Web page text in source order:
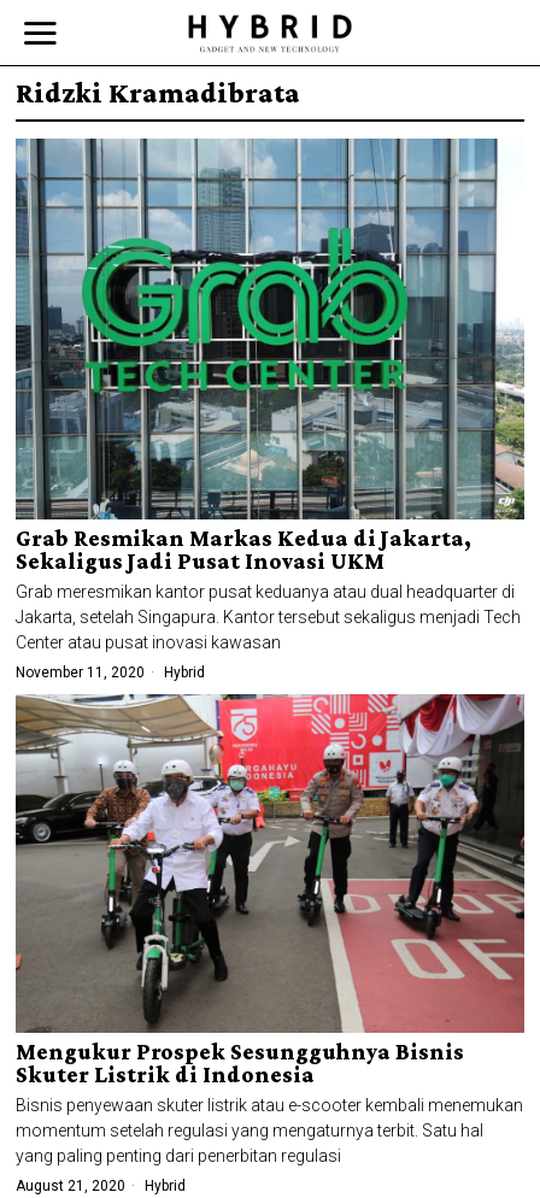
Ridzki Kramadibrata
Grab Resmikan Markas Kedua di Jakarta,
Sekaligus Jadi Pusat Inovasi UKM
Grab meresmikan kantor pusat keduanya atau dual headquarter di
Jakarta, setelah Singapura. Kantor tersebut sekaligus menjadi Tech
Center atau pusat inovasi kawasan
November 11, 2020 Hybrid
Mengukur Prospek Sesungguhnya Bisnis
Skuter Listrik di Indonesia
Bisnis penyewaan skuter listrik atau e-scooter kembali menemukan
momentum setelah regulasi yang mengaturnya terbit. Satu hal
yang paling penting dari penerbitan regulasi
August 21, 2020 Hybrid